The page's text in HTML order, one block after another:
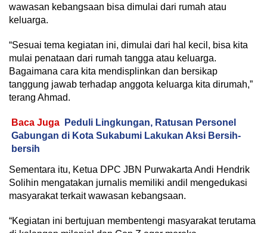
wawasan kebangsaan bisa dimulai dari rumah atau
keluarga.
“Sesuai tema kegiatan ini, dimulai dari hal kecil, bisa kita
mulai penataan dari rumah tangga atau keluarga.
Bagaimana cara kita mendisplinkan dan bersikap
tanggung jawab terhadap anggota keluarga kita dirumah,”
terang Ahmad.
Baca Juga
Peduli Lingkungan, Ratusan Personel
Gabungan di Kota Sukabumi Lakukan Aksi Bersih-
bersih
Sementara itu, Ketua DPC JBN Purwakarta Andi Hendrik
Solihin mengatakan jurnalis memiliki andil mengedukasi
masyarakat terkait wawasan kebangsaan.
“Kegiatan ini bertujuan membentengi masyarakat terutama